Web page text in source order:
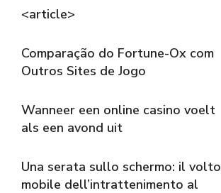
<article>
Comparação do Fortune-Ox com
Outros Sites de Jogo
Wanneer een online casino voelt
als een avond uit
Una serata sullo schermo: il volto
mobile dell’intrattenimento al